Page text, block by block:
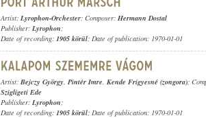
Artist: Lyrophon-Orchester; Composer: Hermann Dostal
Publisher: Lyrophon;
Date of recording: 1905 körül; Date of publication: 1970-01-01
Artist: Bejczy György, Pintér Imre, Kende Frigyesné (zongora);
Szigligeti Ede
Publisher: Lyrophon;
Date of recording: 1905 körül; Date of publication: 1970-01-01